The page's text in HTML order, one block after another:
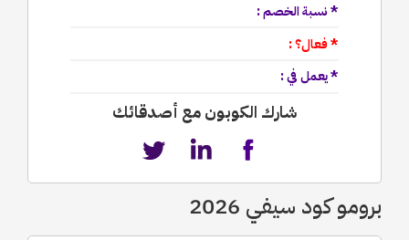
* نسبة الخصم :
* فعال؟ :
* يعمل في :
شارك الكوبون مع أصدقائك
برومو كود سيفي 2026